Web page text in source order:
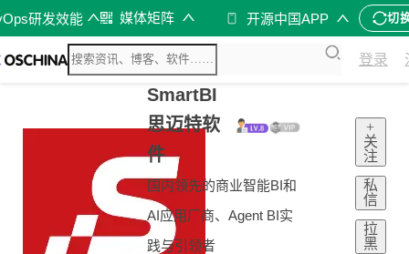
研发效能 媒体矩阵 开源中国APP 切
登录
SmartBI
思迈特软
件
国内领先的商业智能BI和
AI应用厂商、Agent BI实
践与引领者
+
关
注
私
信
拉
黑